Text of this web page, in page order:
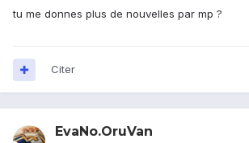
tu me donnes plus de nouvelles par mp ?
Citer
EvaNo.OruVan